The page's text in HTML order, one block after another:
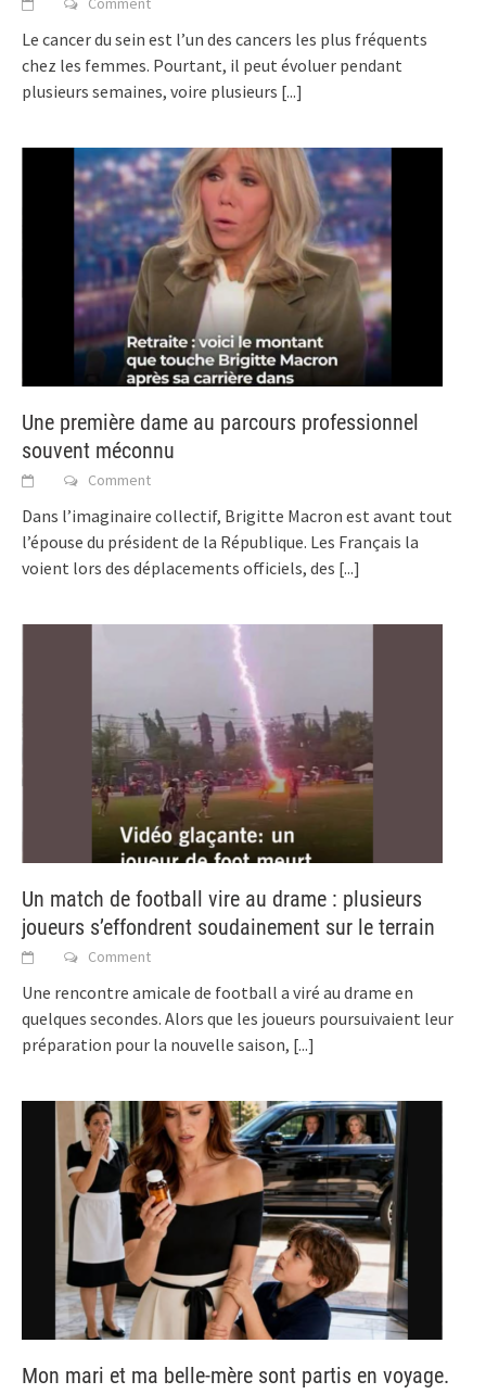
Le cancer du sein est l’un des cancers les plus fréquents
chez les femmes. Pourtant, il peut évoluer pendant
plusieurs semaines, voire plusieurs [...]
Une première dame au parcours professionnel
souvent méconnu
Comment
Dans l’imaginaire collectif, Brigitte Macron est avant tout
l’épouse du président de la République. Les Français la
voient lors des déplacements officiels, des [...]
Un match de football vire au drame : plusieurs
joueurs s’effondrent soudainement sur le terrain
Comment
Une rencontre amicale de football a viré au drame en
quelques secondes. Alors que les joueurs poursuivaient leur
préparation pour la nouvelle saison, [...]
Mon mari et ma belle-mère sont partis en voyage.